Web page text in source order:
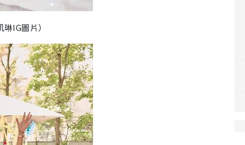
IG圖片）